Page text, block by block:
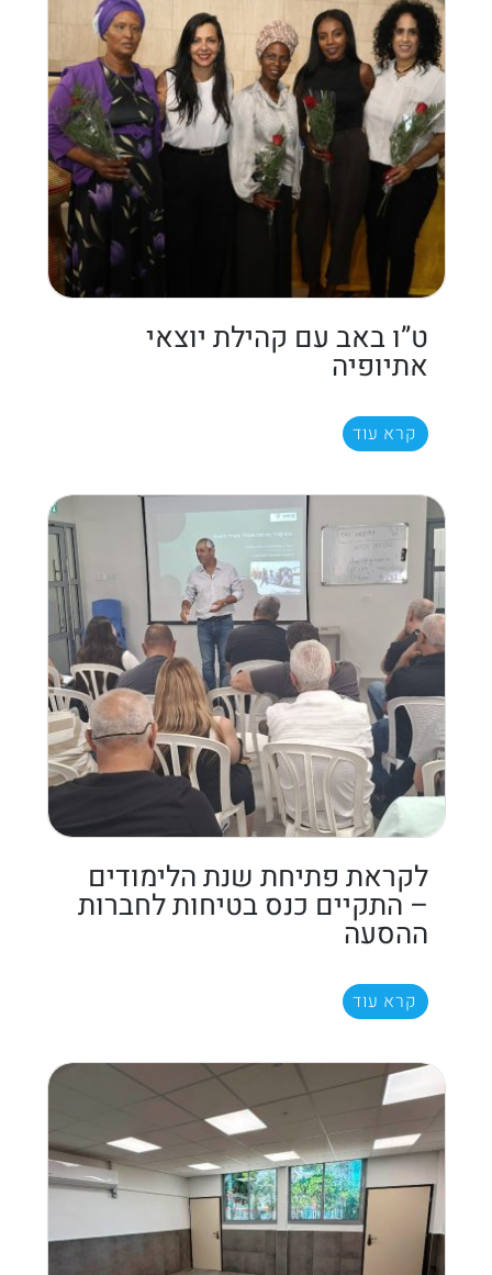
ט”ו באב עם קהילת יוצאי
אתיופיה
קרא עוד
לקראת פתיחת שנת הלימודים
– התקיים כנס בטיחות לחברות
ההסעה
קרא עוד